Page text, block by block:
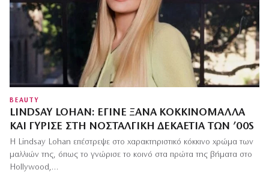
BEAUTY
LINDSAY LOHAN: ΈΓΙΝΕ ΞΑΝΆ ΚΟΚΚΙΝΟΜΆΛΛΑ
ΚΑΙ ΓΎΡΙΣΕ ΣΤΗ ΝΟΣΤΑΛΓΙΚΉ ΔΕΚΑΕΤΊΑ ΤΩΝ ’00S
Η Lindsay Lohan επέστρεψε στο χαρακτηριστικό κόκκινο χρώμα των
μαλλιών της, όπως το γνώρισε το κοινό στα πρώτα της βήματα στο
Hollywood,…